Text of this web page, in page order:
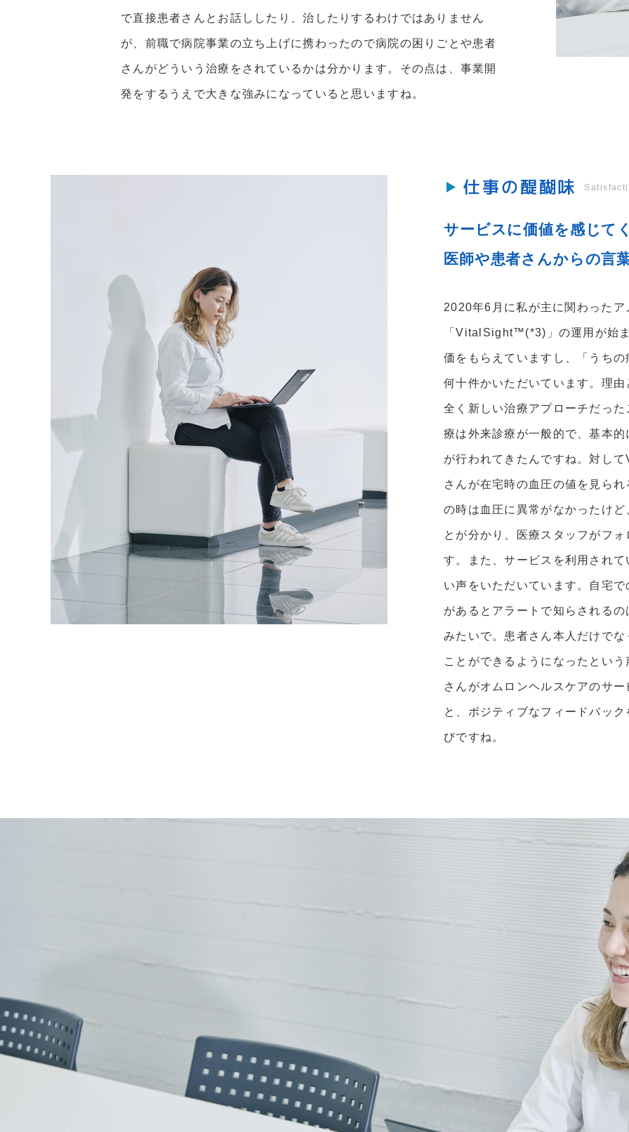
で直接患者さんとお話ししたり、治したりするわけではありません
が、前職で病院事業の立ち上げに携わったので病院の困りごとや患者
さんがどういう治療をされているかは分かります。その点は、事業開
発をするうえで大きな強みになっていると思いますね。
仕事の醍醐味
サービスに価値を感じて
医師や患者さんからの言
2020年6月に私が主に関わった
「VitalSight™(*3)」の運用が始
価をもらえていますし、「うち
何十件かいただいています。理
全く新しい治療アプローチだっ
療は外来診療が一般的で、基本
が行われてきたんですね。対し
さんが在宅時の血圧の値を見ら
の時は血圧に異常がなかったけ
とが分かり、医療スタッフがフ
す。また、サービスを利用され
い声をいただいています。自宅
があるとアラートで知らされる
みたいで。患者さん本人だけで
ことができるようになったとい
さんがオムロンヘルスケアのサ
と、ポジティブなフィードバッ
びですね。